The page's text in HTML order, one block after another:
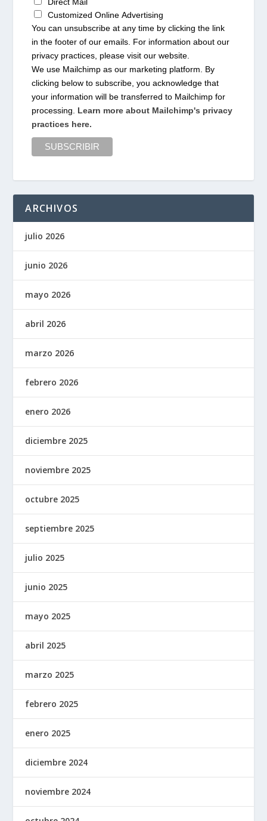
Customized Online Advertising
You can unsubscribe at any time by clicking the link
in the footer of our emails. For information about our
privacy practices, please visit our website.
We use Mailchimp as our marketing platform. By
clicking below to subscribe, you acknowledge that
your information will be transferred to Mailchimp for
processing. Learn more about Mailchimp's privacy
practices here.
ARCHIVOS
julio 2026
junio 2026
mayo 2026
abril 2026
marzo 2026
febrero 2026
enero 2026
diciembre 2025
noviembre 2025
octubre 2025
septiembre 2025
julio 2025
junio 2025
mayo 2025
abril 2025
marzo 2025
febrero 2025
enero 2025
diciembre 2024
noviembre 2024